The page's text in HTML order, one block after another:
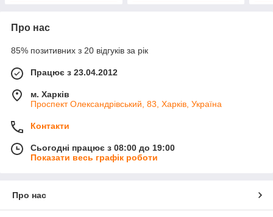
Про нас
85% позитивних з 20 відгуків за рік
Працює з 23.04.2012
м. Харків
Проспект Олександрівський, 83, Харків, Україна
Контакти
Сьогодні працює з 08:00 до 19:00
Показати весь графік роботи
Про нас